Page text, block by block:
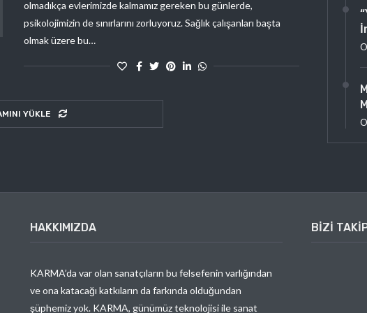
olmadıkça evlerimizde kalmamız gereken bu günlerde,
psikolojimizin de sınırlarını zorluyoruz. Sağlık çalışanları başta
olmak üzere bu…
YÜKLE
HAKKIMIZDA
KARMA’da var olan sanatçıların bu felsefenin varlığından
ve ona katacağı katkıların da farkında olduğundan
şüphemiz yok. KARMA, günümüz teknolojisi ile sanat
BIZI